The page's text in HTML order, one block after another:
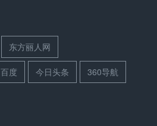
东方丽人网
百度 今日头条 360导航